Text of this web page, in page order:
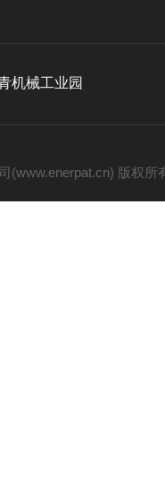
机械工业园
(www.enerpat.cn) 版权